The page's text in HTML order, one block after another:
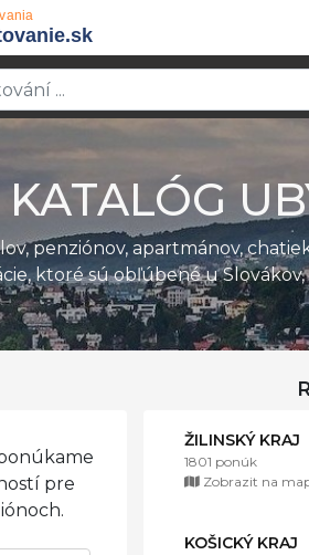
KATALÓG
penziónov, apartmánov,
ktoré sú obľúbené u
pre
ŽILINSKÝ KRAJ
1801 ponúk
Zobrazit na
KOŠICKÝ KRAJ